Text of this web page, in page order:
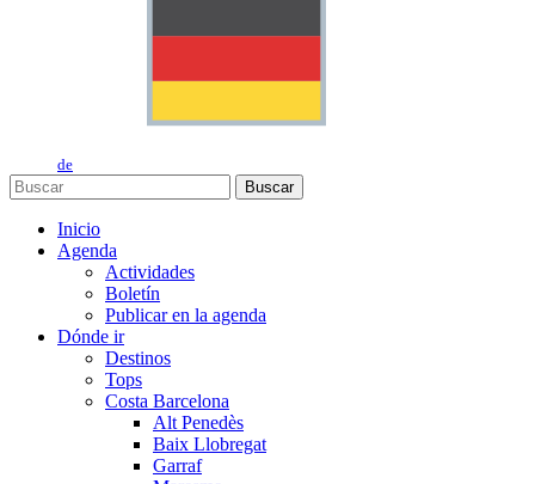
de
Buscar
Inicio
Agenda
Actividades
Boletín
Publicar en la agenda
Dónde ir
Destinos
Tops
Costa Barcelona
Alt Penedès
Baix Llobregat
Garraf